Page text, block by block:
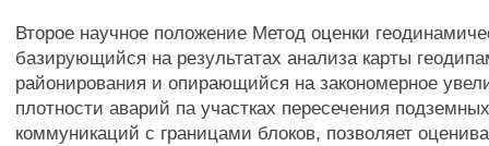
Второе научное положение Метод оценки
базирующийся на результатах анализа карты
районирования и опирающийся на закономерное
плотности аварий па участках пересечения
коммуникаций с границами блоков, позволяет